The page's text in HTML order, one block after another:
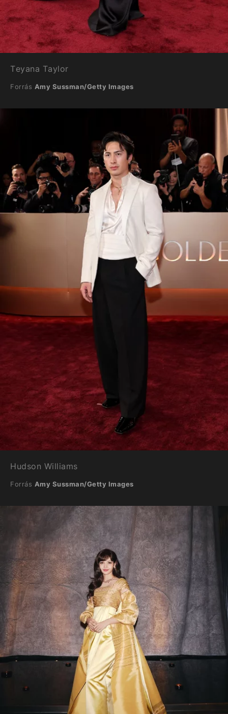
Teyana Taylor
Forrás Amy Sussman/Getty Images
Hudson Williams
Forrás Amy Sussman/Getty Images